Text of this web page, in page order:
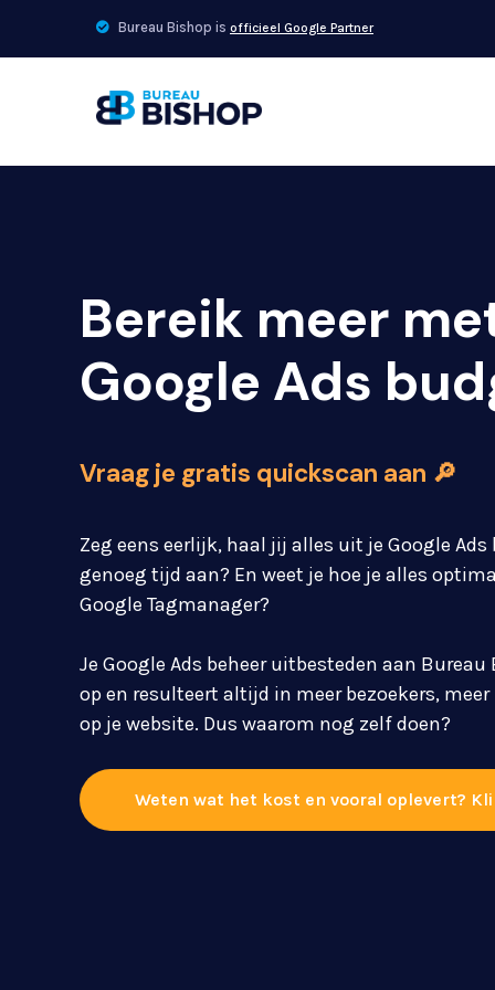
to
Bureau Bishop is officieel Google Partner
Bereik meer
Google Ads
Vraag je gratis quickscan aan 🔎
Zeg eens eerlijk, haal jij alles uit je Google
genoeg tijd aan? En weet je hoe je alles
Google Tagmanager?
Je Google Ads beheer uitbesteden aan
op en resulteert altijd in meer bezoekers,
op je website. Dus waarom nog zelf doen?
Weten wat het kost en vooral oplevert?